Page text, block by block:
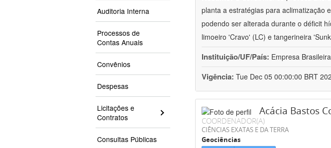
Auditoria Interna
Processos de
Contas Anuais
Convênios
Despesas
Licitações e
Contratos
Consultas Públicas
planta a estratégias para aclimatização
podendo ser alterada durante o déficit
limoeiro 'Cravo' (LC) e tangerineira
Instituição/UF/País: Empresa
Vigência: Tue Dec 05 00:00:00 BRT
Acácia Bastos
COORDENADOR(A)
CIÊNCIAS EXATAS E DA TERRA
Geociências